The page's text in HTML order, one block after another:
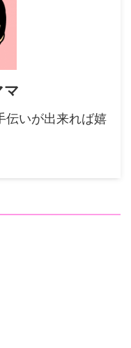
マ
伝いが出来れば嬉